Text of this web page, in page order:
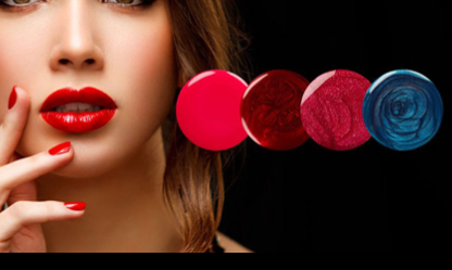
Акригел Sparkle mood №1
15 гр. 1 бр.
14.85 € (29.04 лв.)